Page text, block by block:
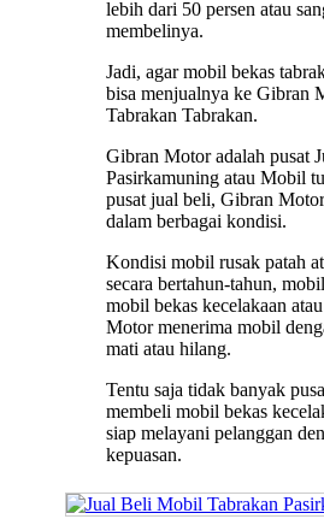
lebih dari 50 persen atau
membelinya.
Jadi, agar mobil bekas
bisa menjualnya ke Gibran
Tabrakan Tabrakan.
Gibran Motor adalah pusat
Pasirkamuning atau Mobil
pusat jual beli, Gibran
dalam berbagai kondisi.
Kondisi mobil rusak patah
secara bertahun-tahun,
mobil bekas kecelakaan
Motor menerima mobil
mati atau hilang.
Tentu saja tidak banyak
membeli mobil bekas
siap melayani pelanggan
kepuasan.